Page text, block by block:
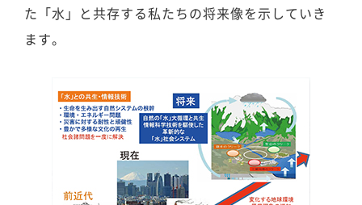
た「水」と共存する私たちの将来像を示していき
ます。